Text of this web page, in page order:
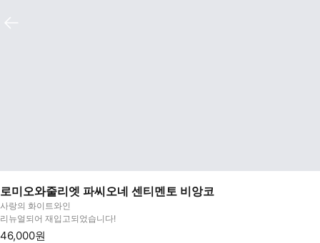
로미오와줄리엣 파씨오네 센티멘토 비앙코
사랑의 화이트와인
리뉴얼되어 재입고되었습니다!
46,000원